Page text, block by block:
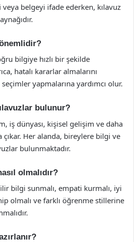
belgeyi ifade ederken, kılavuz
bilgiye hızlı bir şekilde
hatalı kararlar almalarını
yapmalarına yardımcı olur.
bulunur?
iş dünyası, kişisel gelişim ve daha
çıkar. Her alanda, bireylere bilgi ve
bulunmaktadır.
olmalıdır?
bilgi sunmalı, empati kurmalı, iyi
olmalı ve farklı öğrenme stillerine